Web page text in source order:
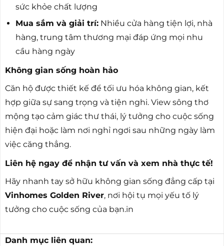
sức khỏe chất lượng
Mua sắm và giải trí:Nhiều cửa hàng tiện lợi, nhà
hàng, trung tâm thương mại đáp ứng mọi nhu
cầu hàng ngày
Không gian sống hoàn hảo
Căn hộ được thiết kế để tối ưu hóa không gian, kết
hợp giữa sự sang trọng và tiện nghi. View sông thơ
mộng tạo cảm giác thư thái, lý tưởng cho cuộc sống
hiện đại hoặc làm nơi nghỉ ngơi sau những ngày làm
việc căng thẳng.
Liên hệ ngay để nhận tư vấn và xem nhà thực tế!
Hãy nhanh tay sở hữu không gian sống đẳng cấp tại
Vinhomes Golden River, nơi hội tụ mọi yếu tố lý
tưởng cho cuộc sống của bạn.in
Danh mục liên quan: